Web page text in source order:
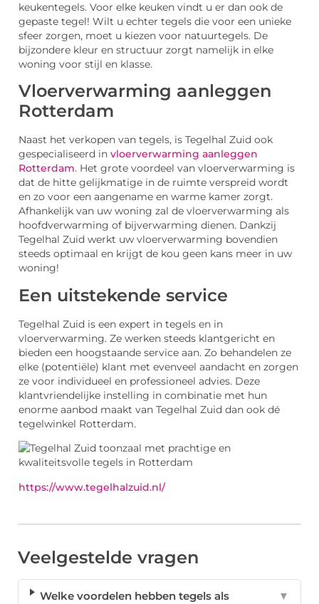
keukentegels. Voor elke keuken vindt u er dan ook de
gepaste tegel! Wilt u echter tegels die voor een unieke
sfeer zorgen, moet u kiezen voor natuurtegels. De
bijzondere kleur en structuur zorgt namelijk in elke
woning voor stijl en klasse.
Vloerverwarming aanleggen
Rotterdam
Naast het verkopen van tegels, is Tegelhal Zuid ook
gespecialiseerd in vloerverwarming aanleggen
Rotterdam. Het grote voordeel van vloerverwarming is
dat de hitte gelijkmatige in de ruimte verspreid wordt
en zo voor een aangename en warme kamer zorgt.
Afhankelijk van uw woning zal de vloerverwarming als
hoofdverwarming of bijverwarming dienen. Dankzij
Tegelhal Zuid werkt uw vloerverwarming bovendien
steeds optimaal en krijgt de kou geen kans meer in uw
woning!
Een uitstekende service
Tegelhal Zuid is een expert in tegels en in
vloerverwarming. Ze werken steeds klantgericht en
bieden een hoogstaande service aan. Zo behandelen ze
elke (potentiële) klant met evenveel aandacht en zorgen
ze voor individueel en professioneel advies. Deze
klantvriendelijke instelling in combinatie met hun
enorme aanbod maakt van Tegelhal Zuid dan ook dé
tegelwinkel Rotterdam.
https://www.tegelhalzuid.nl/
Veelgestelde vragen
Welke voordelen hebben tegels als
▼